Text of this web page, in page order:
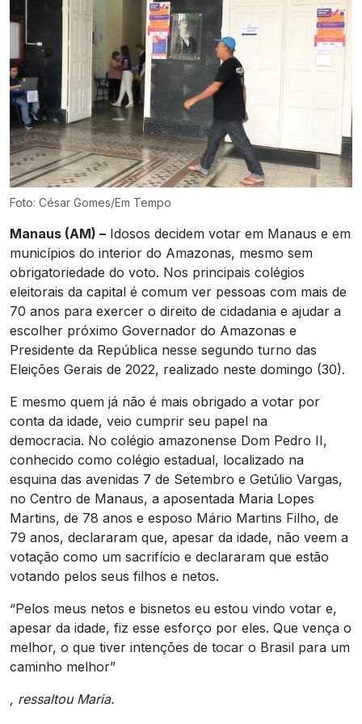
Foto: César Gomes/Em Tempo
Manaus (AM) – Idosos decidem votar em Manaus e em
municípios do interior do Amazonas, mesmo sem
obrigatoriedade do voto. Nos principais colégios
eleitorais da capital é comum ver pessoas com mais de
70 anos para exercer o direito de cidadania e ajudar a
escolher próximo Governador do Amazonas e
Presidente da República nesse segundo turno das
Eleições Gerais de 2022, realizado neste domingo (30).
E mesmo quem já não é mais obrigado a votar por
conta da idade, veio cumprir seu papel na
democracia. No colégio amazonense Dom Pedro II,
conhecido como colégio estadual, localizado na
esquina das avenidas 7 de Setembro e Getúlio Vargas,
no Centro de Manaus, a aposentada Maria Lopes
Martins, de 78 anos e esposo Mário Martins Filho, de
79 anos, declararam que, apesar da idade, não veem a
votação como um sacrifício e declararam que estão
votando pelos seus filhos e netos.
“Pelos meus netos e bisnetos eu estou vindo votar e,
apesar da idade, fiz esse esforço por eles. Que vença o
melhor, o que tiver intenções de tocar o Brasil para um
caminho melhor”
, ressaltou Maria.